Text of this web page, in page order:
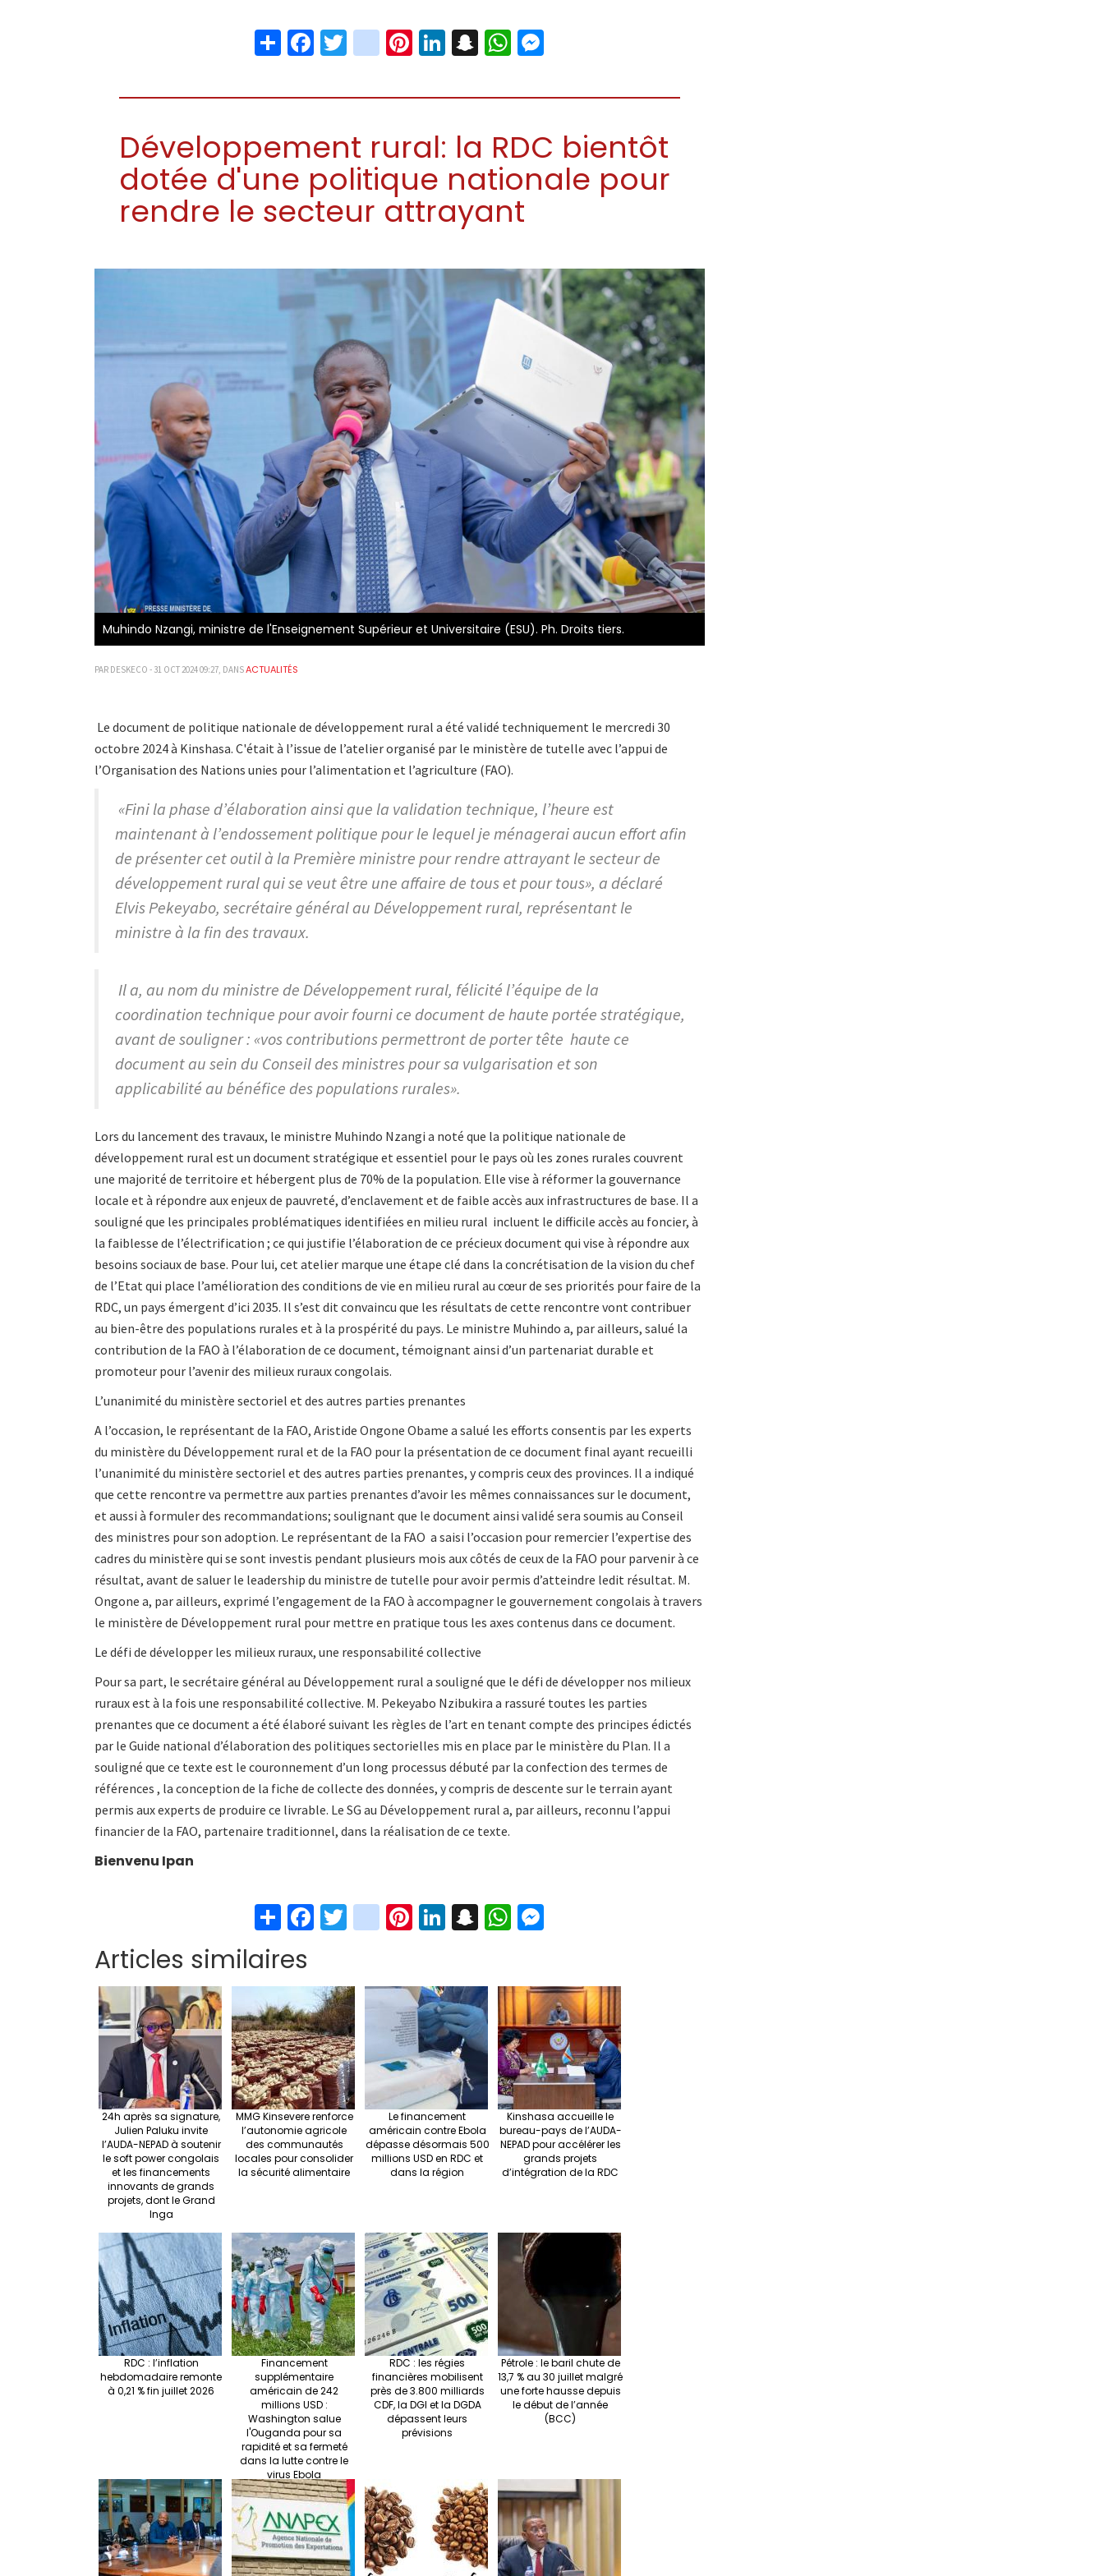
ShareFacebook
Twitter
instagram
Pinterest
LinkedIn
Snapchat
WhatsApp
Développement rural: la RDC bientôt
dotée d'une politique nationale pour
rendre le secteur attrayant
Muhindo Nzangi, ministre de l'Enseignement Supérieur et Universitaire (ESU). Ph. Droits tiers.
PAR DESKECO - 31 OCT 2024 09:27, DANSACTUALITÉS
Le document de politique nationale de développement rural a été validé techniquement le mercredi 30
octobre 2024 à Kinshasa. C'était à l’issue de l’atelier organisé par le ministère de tutelle avec l’appui de
l’Organisation des Nations unies pour l’alimentation et l’agriculture (FAO).
«Fini la phase d’élaboration ainsi que la validation technique, l’heure est
maintenant à l’endossement politique pour le lequel je ménagerai aucun effort afin
de présenter cet outil à la Première ministre pour rendre attrayant le secteur de
développement rural qui se veut être une affaire de tous et pour tous», a déclaré
Elvis Pekeyabo, secrétaire général au Développement rural, représentant le
ministre à la fin des travaux.
Il a, au nom du ministre de Développement rural, félicité l’équipe de la
coordination technique pour avoir fourni ce document de haute portée stratégique,
avant de souligner : «vos contributions permettront de porter tête haute ce
document au sein du Conseil des ministres pour sa vulgarisation et son
applicabilité au bénéfice des populations rurales».
Lors du lancement des travaux, le ministre Muhindo Nzangi a noté que la politique nationale de
développement rural est un document stratégique et essentiel pour le pays où les zones rurales couvrent
une majorité de territoire et hébergent plus de 70% de la population. Elle vise à réformer la gouvernance
locale et à répondre aux enjeux de pauvreté, d’enclavement et de faible accès aux infrastructures de base. Il a
souligné que les principales problématiques identifiées en milieu rural incluent le difficile accès au foncier, à
la faiblesse de l’électrification ; ce qui justifie l’élaboration de ce précieux document qui vise à répondre aux
besoins sociaux de base. Pour lui, cet atelier marque une étape clé dans la concrétisation de la vision du chef
de l’Etat qui place l’amélioration des conditions de vie en milieu rural au cœur de ses priorités pour faire de la
RDC, un pays émergent d’ici 2035. Il s’est dit convaincu que les résultats de cette rencontre vont contribuer
au bien-être des populations rurales et à la prospérité du pays. Le ministre Muhindo a, par ailleurs, salué la
contribution de la FAO à l’élaboration de ce document, témoignant ainsi d’un partenariat durable et
promoteur pour l’avenir des milieux ruraux congolais.
L’unanimité du ministère sectoriel et des autres parties prenantes
A l’occasion, le représentant de la FAO, Aristide Ongone Obame a salué les efforts consentis par les experts
du ministère du Développement rural et de la FAO pour la présentation de ce document final ayant recueilli
l’unanimité du ministère sectoriel et des autres parties prenantes, y compris ceux des provinces. Il a indiqué
que cette rencontre va permettre aux parties prenantes d’avoir les mêmes connaissances sur le document,
et aussi à formuler des recommandations; soulignant que le document ainsi validé sera soumis au Conseil
des ministres pour son adoption. Le représentant de la FAO a saisi l’occasion pour remercier l’expertise des
cadres du ministère qui se sont investis pendant plusieurs mois aux côtés de ceux de la FAO pour parvenir à ce
résultat, avant de saluer le leadership du ministre de tutelle pour avoir permis d’atteindre ledit résultat. M.
Ongone a, par ailleurs, exprimé l’engagement de la FAO à accompagner le gouvernement congolais à travers
le ministère de Développement rural pour mettre en pratique tous les axes contenus dans ce document.
Le défi de développer les milieux ruraux, une responsabilité collective
Pour sa part, le secrétaire général au Développement rural a souligné que le défi de développer nos milieux
ruraux est à la fois une responsabilité collective. M. Pekeyabo Nzibukira a rassuré toutes les parties
prenantes que ce document a été élaboré suivant les règles de l’art en tenant compte des principes édictés
par le Guide national d’élaboration des politiques sectorielles mis en place par le ministère du Plan. Il a
souligné que ce texte est le couronnement d’un long processus débuté par la confection des termes de
références , la conception de la fiche de collecte des données, y compris de descente sur le terrain ayant
permis aux experts de produire ce livrable. Le SG au Développement rural a, par ailleurs, reconnu l’appui
financier de la FAO, partenaire traditionnel, dans la réalisation de ce texte.
Bienvenu Ipan
S
h
ar
e
Fa
ce
o
o
k
T
wi
er
in
st
ra
m
Pi
nt
es
t
Li
n
dI
n
S
n
pc
h
at
W
h
sA
p
p
n
ge
r
Articles similaires
24h après sa signature,
Julien Paluku invite
l’AUDA-NEPAD à soutenir
le soft power congolais
et les financements
innovants de grands
projets, dont le Grand
Inga
MMG Kinsevere renforce
l’autonomie agricole
des communautés
locales pour consolider
la sécurité alimentaire
Le financement
américain contre Ebola
dépasse désormais 500
millions USD en RDC et
dans la région
Kinshasa accueille le
bureau-pays de l’AUDA-
NEPAD pour accélérer les
grands projets
d’intégration de la RDC
RDC : l’inflation
hebdomadaire remonte
à 0,21 % fin juillet 2026
Financement
supplémentaire
américain de 242
millions USD :
Washington salue
l'Ouganda pour sa
rapidité et sa fermeté
dans la lutte contre le
virus Ebola
RDC : les régies
financières mobilisent
près de 3.800 milliards
CDF, la DGI et la DGDA
dépassent leurs
prévisions
Pétrole : le baril chute de
13,7 % au 30 juillet malgré
une forte hausse depuis
le début de l’année
(BCC)